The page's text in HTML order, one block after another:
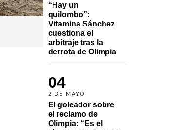
“Hay un
quilombo”:
Vitamina Sánchez
cuestiona el
arbitraje tras la
derrota de Olimpia
04
2 DE MAYO
El goleador sobre
el reclamo de
Olimpia: “Es el